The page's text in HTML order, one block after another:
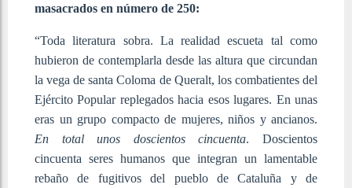
masacrados en número de 250:
“Toda literatura sobra. La realidad escueta tal como
hubieron de contemplarla desde las altura que circundan
la vega de santa Coloma de Queralt, los combatientes del
Ejército Popular replegados hacia esos lugares. En unas
eras un grupo compacto de mujeres, niños y ancianos.
En total unos doscientos cincuenta. Doscientos
cincuenta seres humanos que integran un lamentable
rebaño de fugitivos del pueblo de Cataluña y de